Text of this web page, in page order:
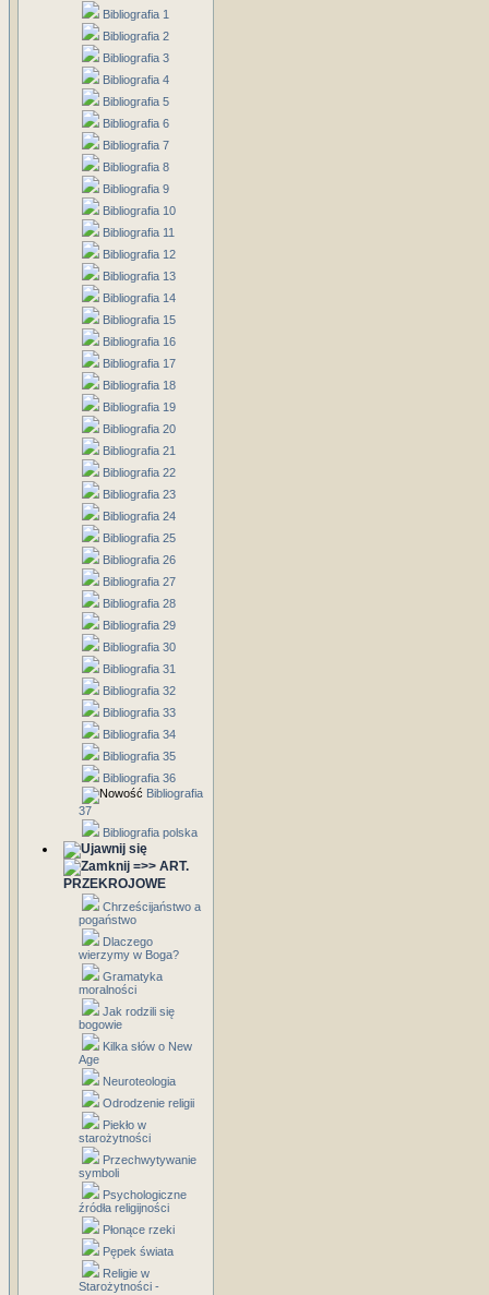
Bibliografia 1
Bibliografia 2
Bibliografia 3
Bibliografia 4
Bibliografia 5
Bibliografia 6
Bibliografia 7
Bibliografia 8
Bibliografia 9
Bibliografia 10
Bibliografia 11
Bibliografia 12
Bibliografia 13
Bibliografia 14
Bibliografia 15
Bibliografia 16
Bibliografia 17
Bibliografia 18
Bibliografia 19
Bibliografia 20
Bibliografia 21
Bibliografia 22
Bibliografia 23
Bibliografia 24
Bibliografia 25
Bibliografia 26
Bibliografia 27
Bibliografia 28
Bibliografia 29
Bibliografia 30
Bibliografia 31
Bibliografia 32
Bibliografia 33
Bibliografia 34
Bibliografia 35
Bibliografia 36
Bibliografia
37
Bibliografia polska
=>> ART.
PRZEKROJOWE
Chrześcijaństwo a
pogaństwo
Dlaczego
wierzymy w Boga?
Gramatyka
moralności
Jak rodzili się
bogowie
Kilka słów o New
Age
Neuroteologia
Odrodzenie religii
Piekło w
starożytności
Przechwytywanie
symboli
Psychologiczne
źródła religijności
Płonące rzeki
Pępek świata
Religie w
Starożytności -